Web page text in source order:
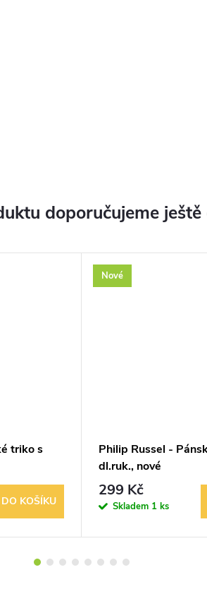
doporučujeme
triko s
DO KOŠÍKU
Nové
Philip Russel -
dl.ruk., nové
299 Kč
Skladem 1 ks